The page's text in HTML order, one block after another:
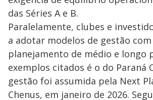
das Séries A e B.
Paralelamente, clubes e
a adotar modelos de gestão
planejamento de médio e longo
exemplos citados é o do Paraná
gestão foi assumida pela Next
Chenus, em janeiro de 2026.